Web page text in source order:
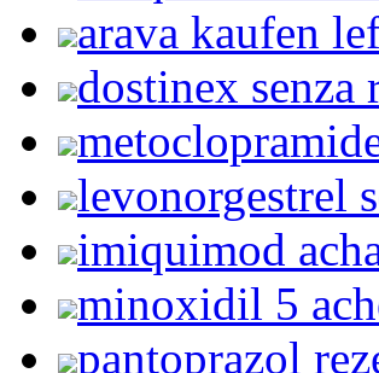
arava kaufen
dostinex senza
levonorgestrel
imiquimod
minoxidil 5
pantoprazol